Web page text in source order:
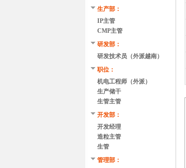
生产部：
IP主管
CMP主管
研发部：
研发技术员（外派越南）
职位：
机电工程师（外派）
生产储干
生管主管
开发部：
开发经理
造粒主管
生管
管理部：